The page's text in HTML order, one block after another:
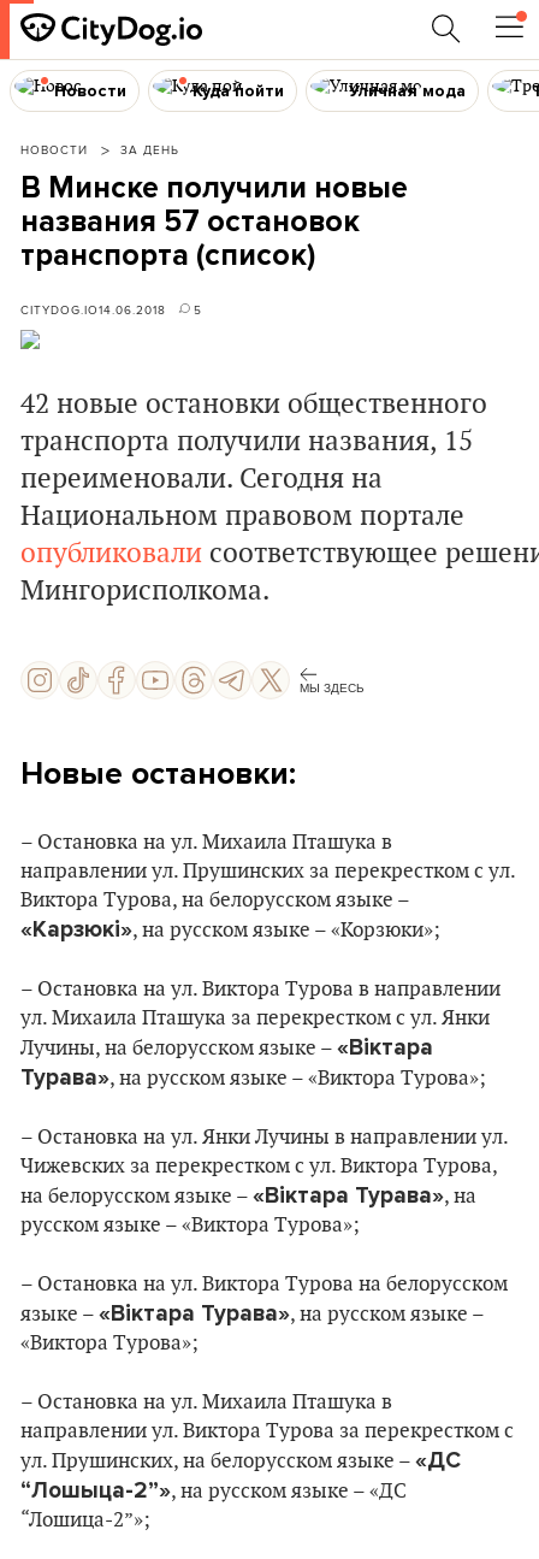
Новости Куда пойти Уличная мода
НОВОСТИ ЗА ДЕНЬ
В Минске получили новые
названия 57 остановок
транспорта (список)
CITYDOG.IO14.06.2018 5
42 новые остановки общественного
транспорта получили названия, 15
переименовали. Сегодня на
Национальном правовом портале
опубликовали соответствующее
Мингорисполкома.
МЫ ЗДЕСЬ
Новые остановки:
– Остановка на ул. Михаила Пташука в
направлении ул. Прушинских за перекрестком с ул.
Виктора Турова, на белорусском языке –
«Карзюкі», на русском языке – «Корзюки»;
– Остановка на ул. Виктора Турова в направлении
ул. Михаила Пташука за перекрестком с ул. Янки
Лучины, на белорусском языке – «Віктара
Турава», на русском языке – «Виктора Турова»;
– Остановка на ул. Янки Лучины в направлении ул.
Чижевских за перекрестком с ул. Виктора Турова,
на белорусском языке – «Віктара Турава», на
русском языке – «Виктора Турова»;
– Остановка на ул. Виктора Турова на белорусском
языке – «Віктара Турава», на русском языке –
«Виктора Турова»;
– Остановка на ул. Михаила Пташука в
направлении ул. Виктора Турова за перекрестком с
ул. Прушинских, на белорусском языке – «ДС
“Лошыца-2”», на русском языке – «ДС
“Лошица-2”»;